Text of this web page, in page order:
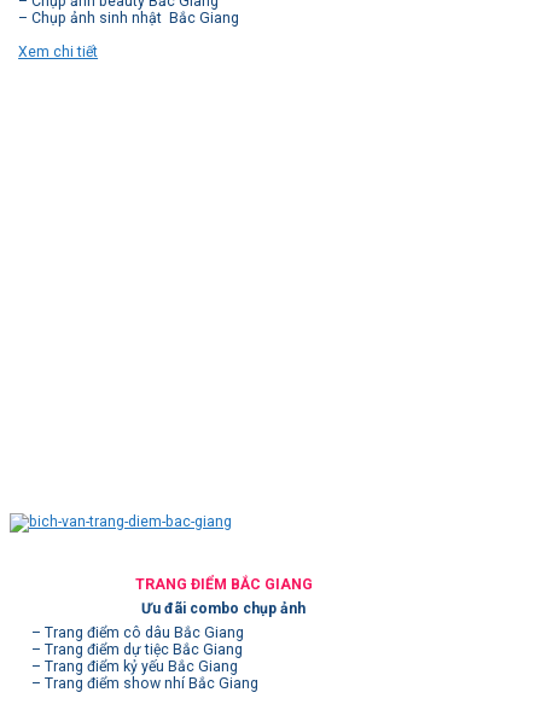
– Chụp ảnh sinh nhật Bắc Giang
Xem chi tiết
TRANG ĐIỂM BẮC GIANG
Ưu đãi combo chụp ảnh
– Trang điểm cô dâu Bắc Giang
– Trang điểm dự tiệc Bắc Giang
– Trang điểm kỷ yếu Bắc Giang
– Trang điểm show nhí Bắc Giang